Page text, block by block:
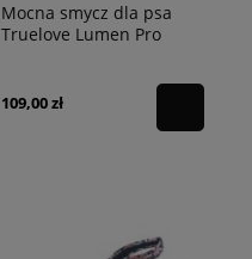
Mocna smycz dla psa
Truelove Lumen Pro
109,00 zł